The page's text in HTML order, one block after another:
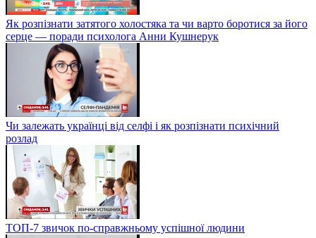
Як розпізнати затятого холостяка та чи варто боротися за його
серце — поради психолога Анни Кушнерук
Чи залежать українці від селфі і як розпізнати психічний
розлад
ТОП-7 звичок по-справжньому успішної людини